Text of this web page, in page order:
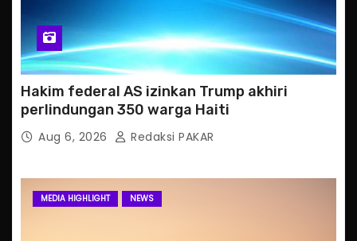
Hakim federal AS izinkan Trump akhiri
perlindungan 350 warga Haiti
Aug 6, 2026 Redaksi PAKAR
MEDIA HIGHLIGHT NEWS